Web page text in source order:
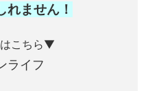
れません ！
こちら▼
ライフ